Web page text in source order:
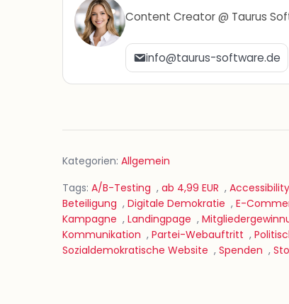
Content Creator @ Taurus
info@taurus-software.de
Kategorien: Allgemein
Tags: A/B-Testing , ab 4,99 EUR , Accessibility
Beteiligung , Digitale Demokratie , E-
Kampagne , Landingpage ,
Kommunikation , Partei-Webauftritt ,
Sozialdemokratische Website , Spenden ,